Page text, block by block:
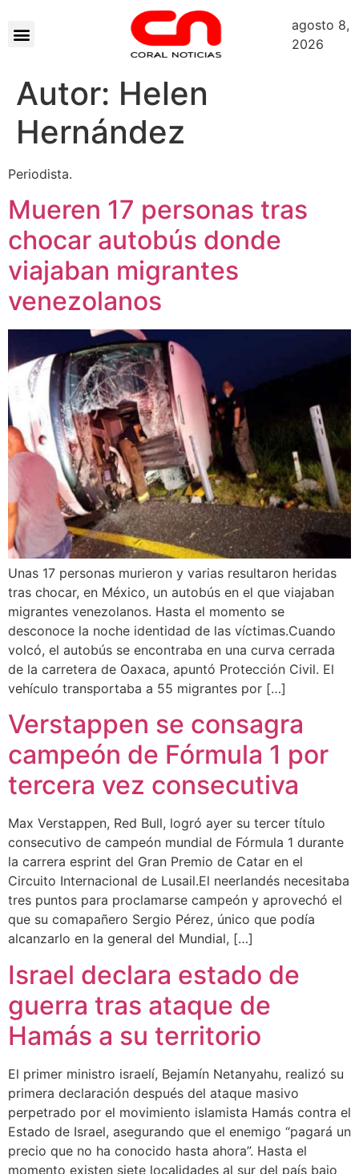
agosto 8,
2026
Autor: Helen
Hernández
Periodista.
Mueren 17 personas tras
chocar autobús donde
viajaban migrantes
venezolanos
Unas 17 personas murieron y varias resultaron heridas
tras chocar, en México, un autobús en el que viajaban
migrantes venezolanos. Hasta el momento se
desconoce la noche identidad de las víctimas.Cuando
volcó, el autobús se encontraba en una curva cerrada
de la carretera de Oaxaca, apuntó Protección Civil. El
vehículo transportaba a 55 migrantes por […]
Verstappen se consagra
campeón de Fórmula 1 por
tercera vez consecutiva
Max Verstappen, Red Bull, logró ayer su tercer título
consecutivo de campeón mundial de Fórmula 1 durante
la carrera esprint del Gran Premio de Catar en el
Circuito Internacional de Lusail.El neerlandés necesitaba
tres puntos para proclamarse campeón y aprovechó el
que su comapañero Sergio Pérez, único que podía
alcanzarlo en la general del Mundial, […]
Israel declara estado de
guerra tras ataque de
Hamás a su territorio
El primer ministro israelí, Bejamín Netanyahu, realizó su
primera declaración después del ataque masivo
perpetrado por el movimiento islamista Hamás contra el
Estado de Israel, asegurando que el enemigo “pagará un
precio que no ha conocido hasta ahora”. Hasta el
momento existen siete localidades al sur del país bajo